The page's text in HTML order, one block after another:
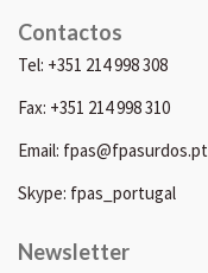
Contactos
Tel: +351 214 998 308
Fax: +351 214 998 310
Email: fpas@fpasurdos.pt
Skype: fpas_portugal
Newsletter